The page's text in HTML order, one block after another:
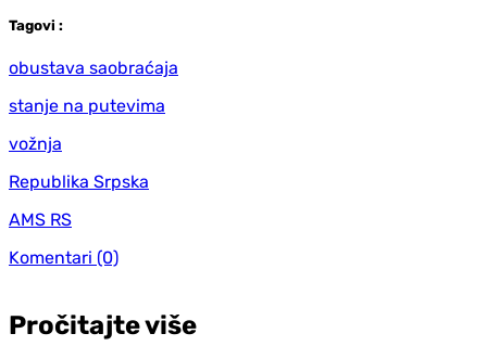
Tagovi :
obustava saobraćaja
stanje na putevima
vožnja
Republika Srpska
AMS RS
Komentari (0)
Pročitajte više